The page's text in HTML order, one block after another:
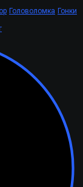
Головоломка Гонки